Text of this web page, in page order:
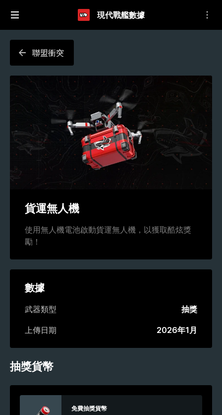
現代戰艦數據
聯盟衝突
貨運無人機
使用無人機電池啟動貨運無人機，以獲取酷炫獎
勵！
數據
武器類型 抽獎
上傳日期 2026年1月
抽獎貨幣
免費抽獎貨幣